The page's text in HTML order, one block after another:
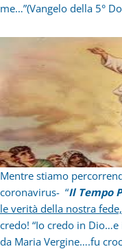
me…”(Vangelo della 5°
Mentre stiamo
coronavirus- “Il Tempo
le verità della nostra fede,
credo! “Io credo in
da Maria Vergine….fu